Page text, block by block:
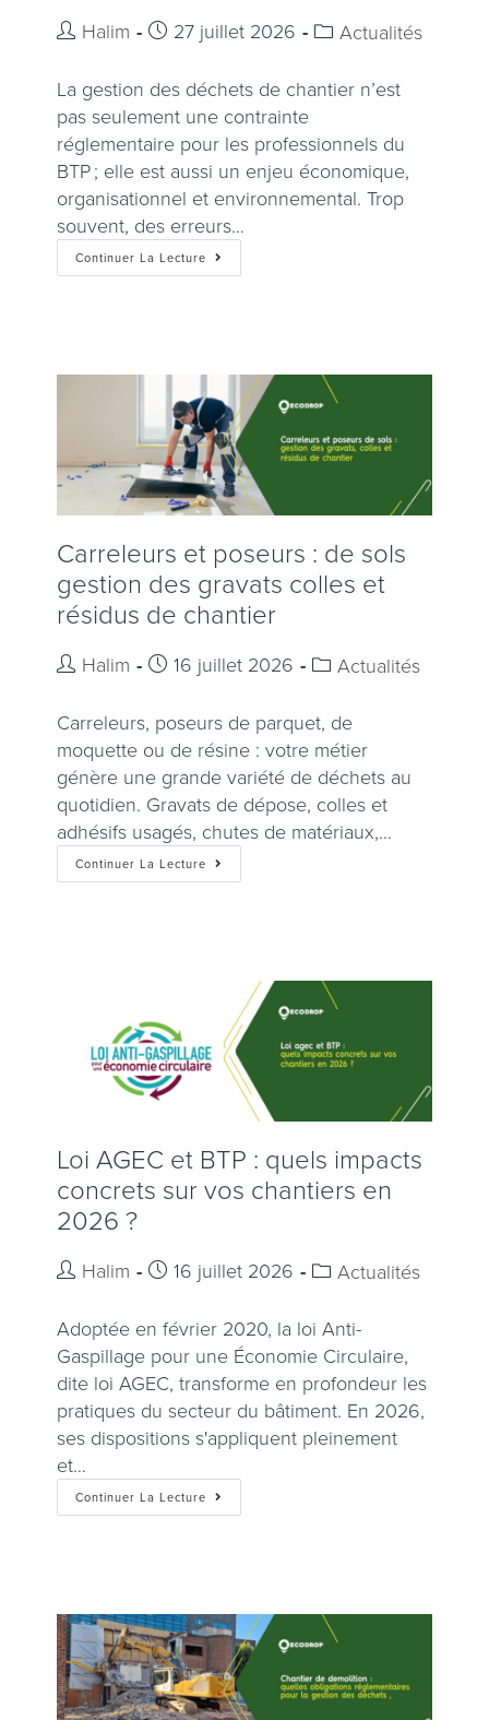
Halim 27 juillet 2026 Actualités
La gestion des déchets de chantier n’est
pas seulement une contrainte
réglementaire pour les professionnels du
BTP ; elle est aussi un enjeu économique,
organisationnel et environnemental. Trop
souvent, des erreurs…
Continuer La Lecture
Carreleurs et poseurs : de sols
gestion des gravats colles et
résidus de chantier
Halim 16 juillet 2026 Actualités
Carreleurs, poseurs de parquet, de
moquette ou de résine : votre métier
génère une grande variété de déchets au
quotidien. Gravats de dépose, colles et
adhésifs usagés, chutes de matériaux,…
Continuer La Lecture
Loi AGEC et BTP : quels impacts
concrets sur vos chantiers en
2026 ?
Halim 16 juillet 2026 Actualités
Adoptée en février 2020, la loi Anti-
Gaspillage pour une Économie Circulaire,
dite loi AGEC, transforme en profondeur les
pratiques du secteur du bâtiment. En 2026,
ses dispositions s'appliquent pleinement
et…
Continuer La Lecture